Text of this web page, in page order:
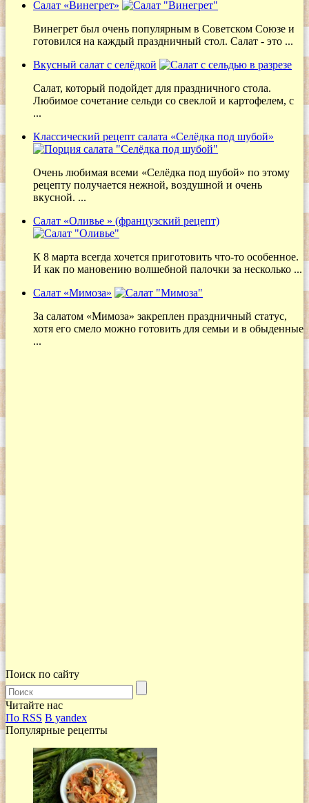
Салат «Винегрет»
Винегрет был очень популярным в Советском Союзе и
готовился на каждый праздничный стол. Салат - это ...
Вкусный салат с селёдкой
Салат, который подойдет для праздничного стола.
Любимое сочетание сельди со свеклой и картофелем, с
...
Классический рецепт салата «Селёдка под шубой»
Очень любимая всеми «Селёдка под шубой» по этому
рецепту получается нежной, воздушной и очень
вкусной. ...
Салат «Оливье » (французский рецепт)
К 8 марта всегда хочется приготовить что-то особенное.
И как по мановению волшебной палочки за несколько ...
Салат «Мимоза»
За салатом «Мимоза» закреплен праздничный статус,
хотя его смело можно готовить для семьи и в обыденные
...
Поиск по сайту
Читайте нас
По RSS В yandex
Популярные рецепты